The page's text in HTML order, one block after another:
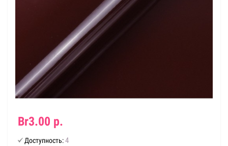
Br3.00 р.
Доступность:4